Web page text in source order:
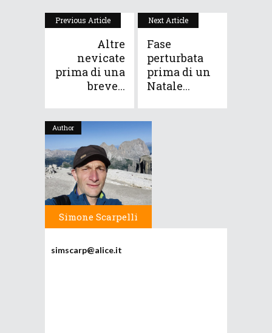
Previous Article
Altre
nevicate
prima di una
breve...
Next Article
Fase
perturbata
prima di un
Natale...
Author
Simone Scarpelli
simscarp@alice.it